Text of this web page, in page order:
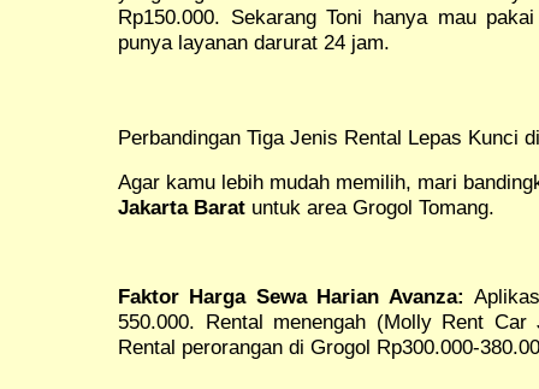
Rp150.000. Sekarang Toni hanya mau
punya layanan darurat 24 jam.
Perbandingan Tiga Jenis Rental Lepas Kunci
Agar kamu lebih mudah memilih, mari
Jakarta Barat untuk area Grogol Tomang.
Faktor Harga Sewa Harian Avanza:
550.000. Rental menengah (Molly Rent Car
Rental perorangan di Grogol Rp300.000-